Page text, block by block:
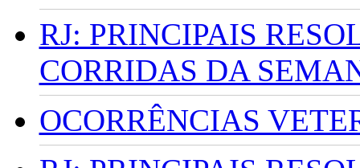
RJ: PRINCIPAIS
CORRIDAS DA
OCORRÊNCIAS